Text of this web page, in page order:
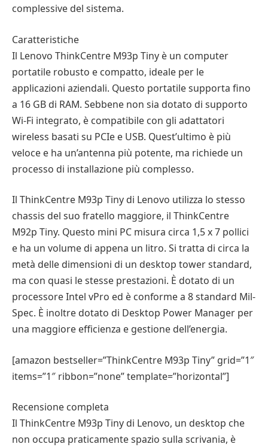
complessive del sistema.
Caratteristiche
Il Lenovo ThinkCentre M93p Tiny è un computer
portatile robusto e compatto, ideale per le
applicazioni aziendali. Questo portatile supporta fino
a 16 GB di RAM. Sebbene non sia dotato di supporto
Wi-Fi integrato, è compatibile con gli adattatori
wireless basati su PCIe e USB. Quest’ultimo è più
veloce e ha un’antenna più potente, ma richiede un
processo di installazione più complesso.
Il ThinkCentre M93p Tiny di Lenovo utilizza lo stesso
chassis del suo fratello maggiore, il ThinkCentre
M92p Tiny. Questo mini PC misura circa 1,5 x 7 pollici
e ha un volume di appena un litro. Si tratta di circa la
metà delle dimensioni di un desktop tower standard,
ma con quasi le stesse prestazioni. È dotato di un
processore Intel vPro ed è conforme a 8 standard Mil-
Spec. È inoltre dotato di Desktop Power Manager per
una maggiore efficienza e gestione dell’energia.
[amazon bestseller=”ThinkCentre M93p Tiny” grid=”1″
items=”1″ ribbon=”none” template=”horizontal”]
Recensione completa
Il ThinkCentre M93p Tiny di Lenovo, un desktop che
non occupa praticamente spazio sulla scrivania, è